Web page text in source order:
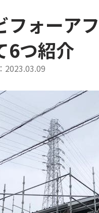
フォーア
6つ紹介
2023.03.09